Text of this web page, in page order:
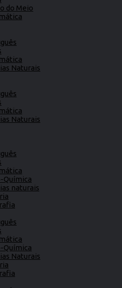
do Meio
Naturais
Naturais
Química
naturais
Química
Naturais